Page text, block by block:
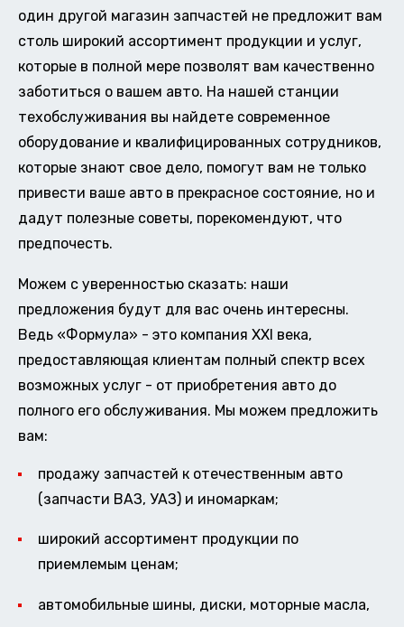
один другой магазин запчастей не предложит вам
столь широкий ассортимент продукции и услуг,
которые в полной мере позволят вам качественно
заботиться о вашем авто. На нашей станции
техобслуживания вы найдете современное
оборудование и квалифицированных сотрудников,
которые знают свое дело, помогут вам не только
привести ваше авто в прекрасное состояние, но и
дадут полезные советы, порекомендуют, что
предпочесть.
Можем с уверенностью сказать: наши
предложения будут для вас очень интересны.
Ведь «Формула» - это компания XXI века,
предоставляющая клиентам полный спектр всех
возможных услуг - от приобретения авто до
полного его обслуживания. Мы можем предложить
вам:
продажу запчастей к отечественным авто
(запчасти ВАЗ, УАЗ) и иномаркам;
широкий ассортимент продукции по
приемлемым ценам;
автомобильные шины, диски, моторные масла,